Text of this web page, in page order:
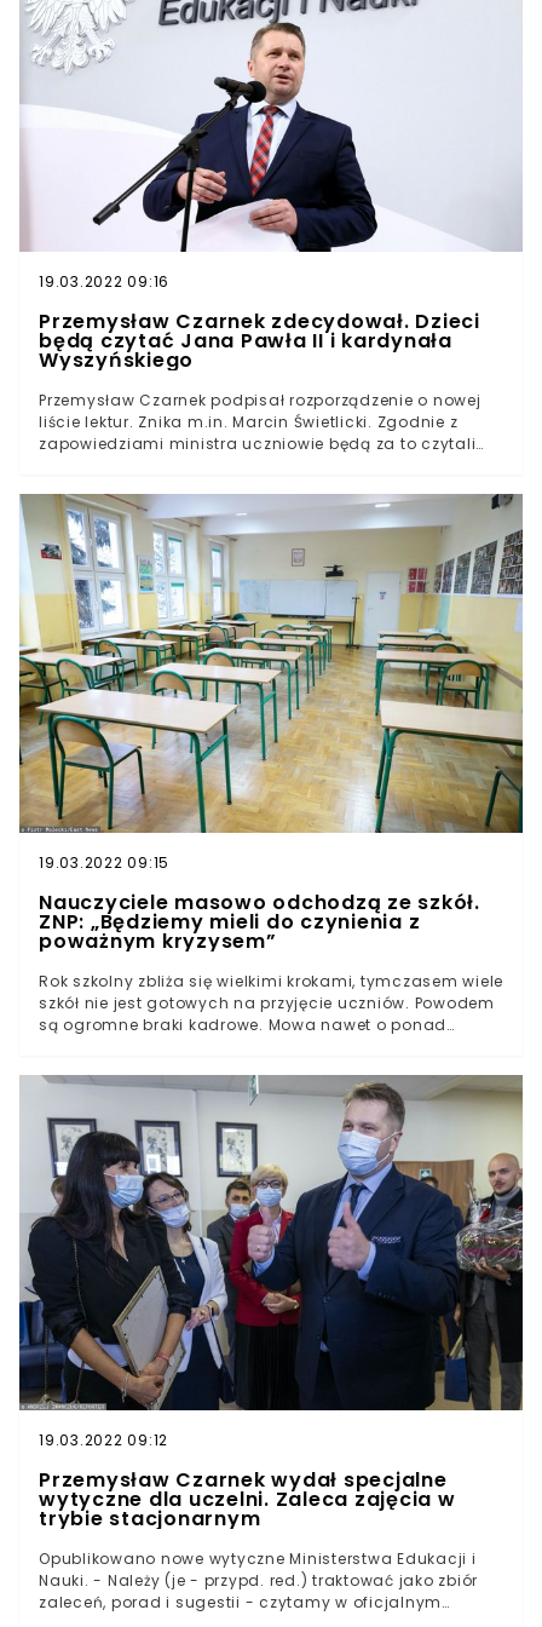
przez MEiN wytyczne epidemiologiczne dotyczące
powrotu dzieci do nauki w placówkach.Co więcej, do
wszystkich szkół i przedszkoli, które wyrażą taką chęć,
dostarczone zostaną specjalne stacje dezynfekujące.
19.03.2022 09:16
Przemysław Czarnek zdecydował. Dzieci
będą czytać Jana Pawła II i kardynała
Wyszyńskiego
Przemysław Czarnek podpisał rozporządzenie o nowej
liście lektur. Znika m.in. Marcin Świetlicki. Zgodnie z
zapowiedziami ministra uczniowie będą za to czytali
Szef Ministerstwa Edukacji i Nauki podpisał
rozporządzenie dotyczące lektur obowiązkowych i
uzupełniających na nowy rok szkolny.Nowe pozycje dla
podstawówek i szkół ponadpodstawowych wejdą w
życie od 1 września.Według MEiN zostają wprowadzone
nie tylko ze względu na swe "walory edukacyjne i
wychowawcze", ale również na konstrukcję utworu oraz
jego staranną i pozbawioną wulgaryzmów polszczyznę.
19.03.2022 09:15
Nauczyciele masowo odchodzą ze szkół.
ZNP: „Będziemy mieli do czynienia z
poważnym kryzysem”
Rok szkolny zbliża się wielkimi krokami, tymczasem wiele
szkół nie jest gotowych na przyjęcie uczniów. Powodem
są ogromne braki kadrowe. Mowa nawet o ponad
sytuacja się nie poprawi, czeka nas poważny kryzys.
Średni wiek nauczyciela w Polsce to ponad 44 lata.
Przybywa coraz więcej nauczycieli w wieku
okołoemerytalnym. Młodzi niechętnie decydują się na
pracę w szkołach, co skutkuje poważnymi brakami
kadrowymi. Powód? Niskie zarobki i proponowane przez
Przemysława Czarnka zmiany w oświacie.Rzecznik
Związku Nauczycielstwa Polskiego, Magdalena
Kaszulanis, wskazuje, że rezygnujących z pracy
nauczycieli przybywa z roku na rok, a wrzesień 2021
może okazać się pod tym względem przełomowym.
19.03.2022 09:12
Przemysław Czarnek wydał specjalne
wytyczne dla uczelni. Zaleca zajęcia w
trybie stacjonarnym
Opublikowano nowe wytyczne Ministerstwa Edukacji i
Nauki. - Należy (je - przypd. red.) traktować jako zbiór
zaleceń, porad i sugestii - czytamy w oficjalnym